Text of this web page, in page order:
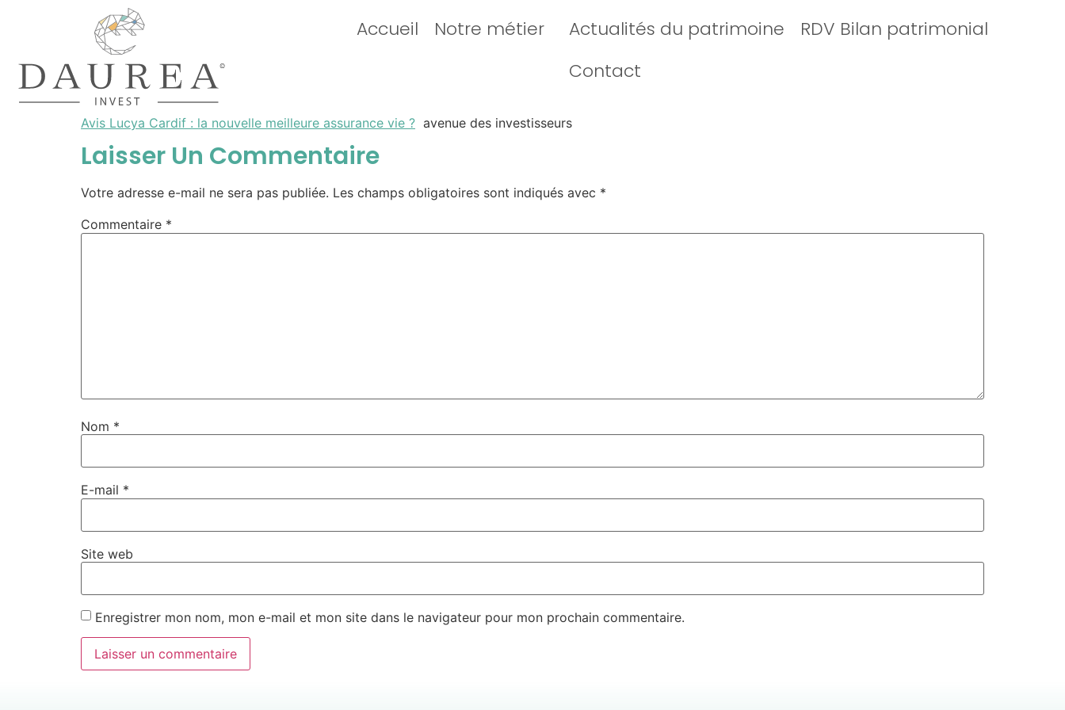
Accueil Notre métier Actualités du patrimoine
RDV Bilan patrimonial
Contact
Avis Lucya Cardif : la nouvelle meilleure assurance vie ? avenue des investisseurs
Laisser Un Commentaire
Votre adresse e-mail ne sera pas publiée. Les champs obligatoires sont indiqués avec *
Commentaire *
Nom *
E-mail *
Site web
Enregistrer mon nom, mon e-mail et mon site dans le navigateur pour mon prochain commentaire.